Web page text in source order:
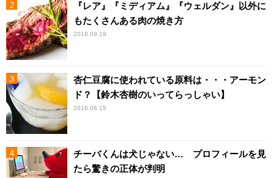
『レア』『ミディアム』『ウェルダン』以外に
もたくさんある肉の焼き方
2018.09.19
杏仁豆腐に使われている原料は・・・アーモン
ド？【鈴木杏樹のいってらっしゃい】
2016.06.15
チーバくんは犬じゃない… プロフィールを見
たら驚きの正体が判明